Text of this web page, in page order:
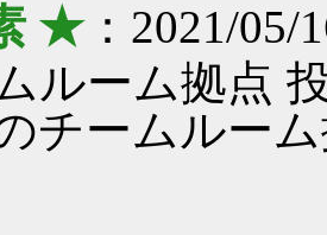
★：2021/05/
ルーム拠点
チームルー